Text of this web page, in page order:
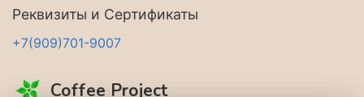
Реквизиты и Сертификаты
+7(909)701-9007
Coffee Project